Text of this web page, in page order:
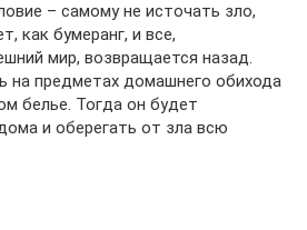
– самому не источать зло,
как бумеранг, и все,
мир, возвращается назад.
на предметах домашнего обихода
белье. Тогда он будет
и оберегать от зла всю